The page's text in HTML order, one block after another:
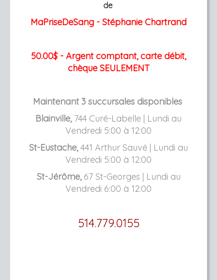
de
MaPriseDeSang - Stéphanie Chartrand
50.00$ - Argent comptant, carte débit,
chèque SEULEMENT
Maintenant 3 succursales disponibles
Blainville, 744 Curé-Labelle | Lundi au
Vendredi 5:00 à 12:00
St-Eustache,441 Arthur Sauvé | Lundi au
Vendredi 5:00 à 12:00
St-Jérôme, 67 St-Georges | Lundi au
Vendredi 6:00 à 12:00
514.779.0155